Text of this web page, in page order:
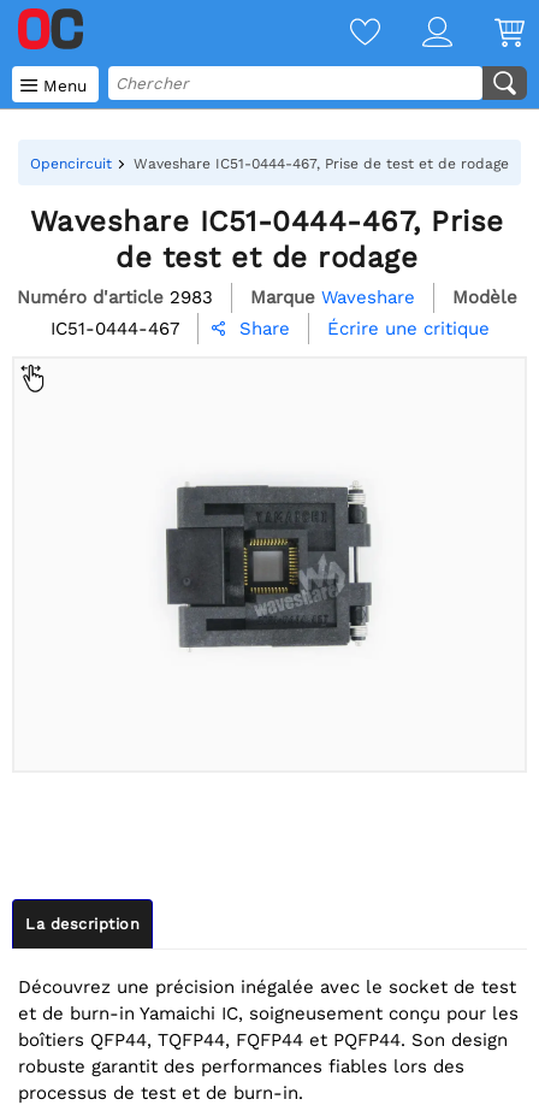
 Menu
Opencircuit Waveshare IC51-0444-467, Prise de test et de rodage
Waveshare IC51-0444-467, Prise
de test et de rodage
Numéro d'article 2983 Marque Waveshare
Modèle
IC51-0444-467
 Share Écrire une critique
La description
Découvrez une précision inégalée avec le socket de test
et de burn-in Yamaichi IC, soigneusement conçu pour les
boîtiers QFP44, TQFP44, FQFP44 et PQFP44. Son design
robuste garantit des performances fiables lors des
processus de test et de burn-in.